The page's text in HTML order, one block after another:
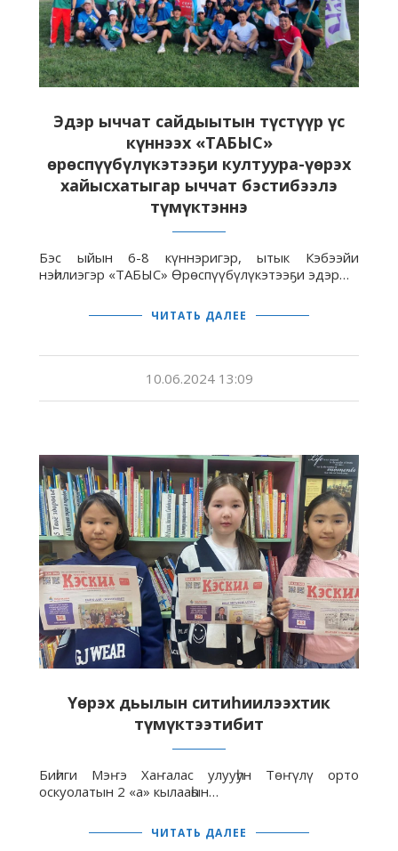
Эдэр ыччат сайдыытын түстүүр үс
күннээх «ТАБЫС»
өрөспүүбүлүкэтээҕи култуура-үөрэх
хайысхатыгар ыччат бэстибээлэ
түмүктэннэ
Бэс ыйын 6-8 күннэригэр, ытык Кэбээйи
нэһилиэгэр «ТАБЫС» Өрөспүүбүлүкэтээҕи эдэр…
ЧИТАТЬ ДАЛЕЕ
10.06.2024 13:09
Үөрэх дьылын ситиһиилээхтик
түмүктээтибит
Биһиги Мэҥэ Хаҥалас улууһун Төҥүлү орто
оскуолатын 2 «а» кылааһын…
ЧИТАТЬ ДАЛЕЕ